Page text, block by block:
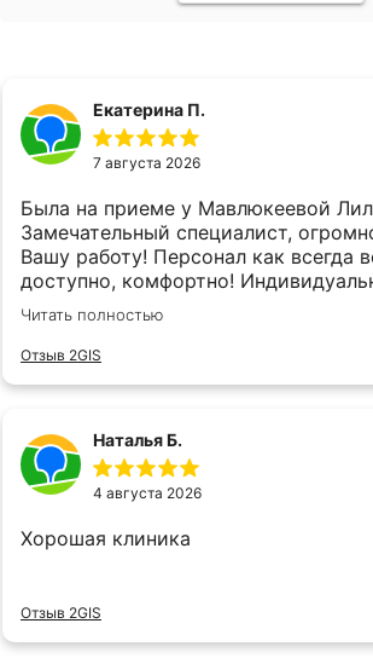
Екатерина П.
7 августа 2026
Была на приеме у Мавлюкеевой
Замечательный специалист,
Вашу работу! Персонал как всегда
доступно, комфортно!
средства для ухода за полостью рта.
Читать полностью
Отзыв 2GIS
Наталья Б.
4 августа 2026
Хорошая клиника
Отзыв 2GIS